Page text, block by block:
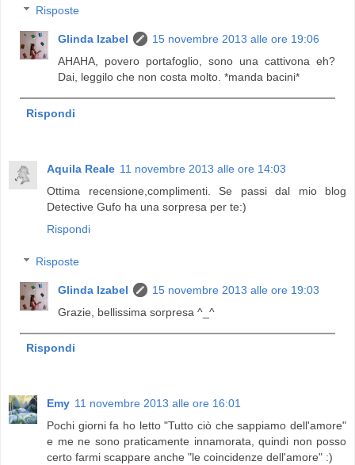
Risposte
Glinda Izabel
15 novembre 2013 alle ore 19:06
AHAHA, povero portafoglio, sono una cattivona eh?
Dai, leggilo che non costa molto. *manda bacini*
Rispondi
Aquila Reale 11 novembre 2013 alle ore 14:03
Ottima recensione,complimenti. Se passi dal mio blog
Detective Gufo ha una sorpresa per te:)
Rispondi
Risposte
Glinda Izabel
15 novembre 2013 alle ore 19:03
Grazie, bellissima sorpresa ^_^
Rispondi
Emy 11 novembre 2013 alle ore 16:01
Pochi giorni fa ho letto "Tutto ciò che sappiamo dell'amore"
e me ne sono praticamente innamorata, quindi non posso
certo farmi scappare anche "le coincidenze dell'amore" :)